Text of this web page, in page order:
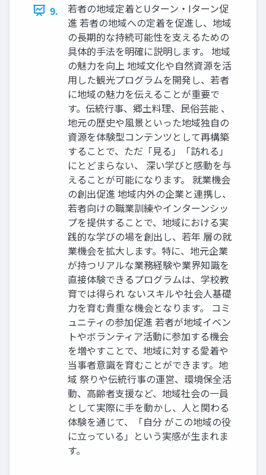
9.
若者の地域定着とUターン・Iターン促
進 若者の地域への定着を促進し、地域
の長期的な持続可能性を支えるための
具体的手法を明確に説明します。 地域
の魅力を向上 地域文化や自然資源を活
用した観光プログラムを開発し、若者
に地域の魅力を伝えることが重要で
す。伝統行事、郷土料理、民俗芸能 、
地元の歴史や風景といった地域独自の
資源を体験型コンテンツとして再構築
することで、ただ「見る」「訪れる」
にとどまらない、 深い学びと感動を与
えることが可能になります。 就業機会
の創出促進 地域内外の企業と連携し、
若者向けの職業訓練やインターンシッ
プを提供することで、地域における実
践的な学びの場を創出し、若年 層の就
業機会を拡大します。特に、地元企業
が持つリアルな業務経験や業界知識を
直接体験できるプログラムは、学校教
育では得られ ないスキルや社会人基礎
力を育む貴重な機会となります。 コミ
ュニティの参加促進 若者が地域イベン
トやボランティア活動に参加する機会
を増やすことで、地域に対する愛着や
当事者意識を育むことができます。地
域 祭りや伝統行事の運営、環境保全活
動、高齢者支援など、地域社会の一員
として実際に手を動かし、人と関わる
体験を通じて、「自分 がこの地域の役
に立っている」という実感が生まれま
す。